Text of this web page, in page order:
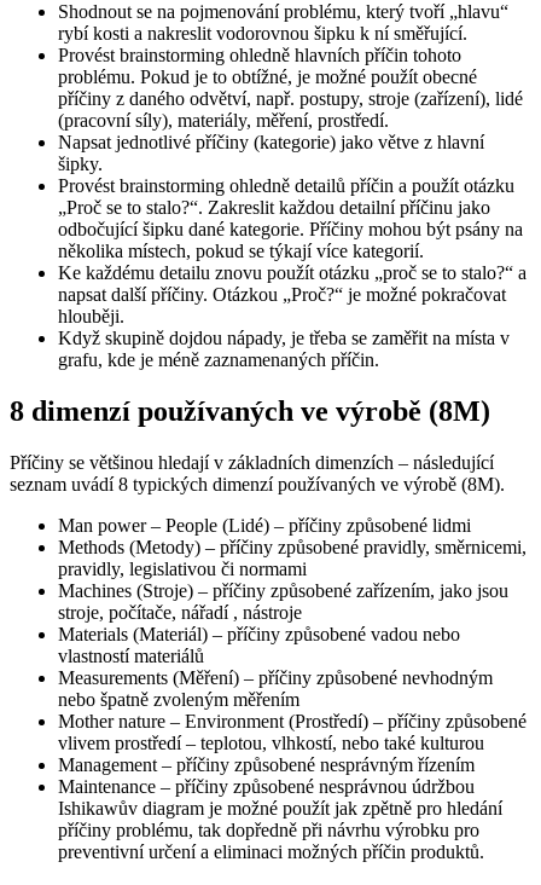
Shodnout se na pojmenování problému, který tvoří „hlavu“
rybí kosti a nakreslit vodorovnou šipku k ní směřující.
Provést brainstorming ohledně hlavních příčin tohoto
problému. Pokud je to obtížné, je možné použít obecné
příčiny z daného odvětví, např. postupy, stroje (zařízení), lidé
(pracovní síly), materiály, měření, prostředí.
Napsat jednotlivé příčiny (kategorie) jako větve z hlavní
šipky.
Provést brainstorming ohledně detailů příčin a použít otázku
„Proč se to stalo?“. Zakreslit každou detailní příčinu jako
odbočující šipku dané kategorie. Příčiny mohou být psány na
několika místech, pokud se týkají více kategorií.
Ke každému detailu znovu použít otázku „proč se to stalo?“ a
napsat další příčiny. Otázkou „Proč?“ je možné pokračovat
hlouběji.
Když skupině dojdou nápady, je třeba se zaměřit na místa v
grafu, kde je méně zaznamenaných příčin.
8 dimenzí používaných ve výrobě (8M)
Příčiny se většinou hledají v základních dimenzích – následující
seznam uvádí 8 typických dimenzí používaných ve výrobě (8M).
Man power – People (Lidé) – příčiny způsobené lidmi
Methods (Metody) – příčiny způsobené pravidly, směrnicemi,
pravidly, legislativou či normami
Machines (Stroje) – příčiny způsobené zařízením, jako jsou
stroje, počítače, nářadí , nástroje
Materials (Materiál) – příčiny způsobené vadou nebo
vlastností materiálů
Measurements (Měření) – příčiny způsobené nevhodným
nebo špatně zvoleným měřením
Mother nature – Environment (Prostředí) – příčiny způsobené
vlivem prostředí – teplotou, vlhkostí, nebo také kulturou
Management – příčiny způsobené nesprávným řízením
Maintenance – příčiny způsobené nesprávnou údržbou
Ishikawův diagram je možné použít jak zpětně pro hledání
příčiny problému, tak dopředně při návrhu výrobku pro
preventivní určení a eliminaci možných příčin produktů.